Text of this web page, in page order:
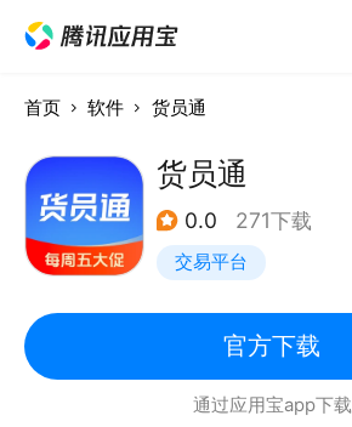
首页 软件 货员通
货员通
0.0 271下载
交易平台
官方下载
通过应用宝app下载